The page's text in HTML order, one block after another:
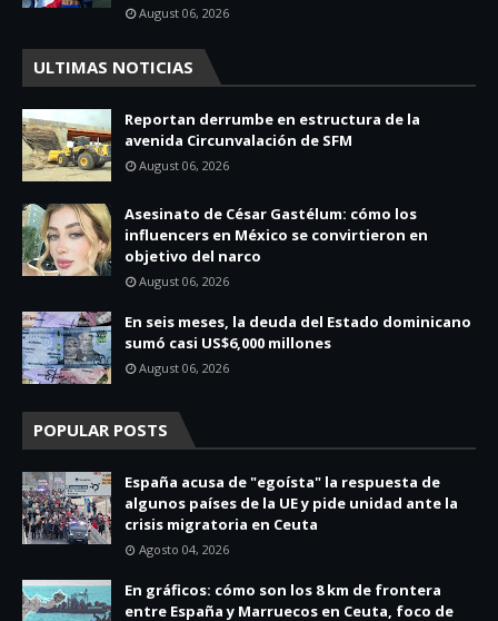
August 06, 2026
ULTIMAS NOTICIAS
Reportan derrumbe en estructura de la
avenida Circunvalación de SFM
August 06, 2026
Asesinato de César Gastélum: cómo los
influencers en México se convirtieron en
objetivo del narco
August 06, 2026
En seis meses, la deuda del Estado dominicano
sumó casi US$6,000 millones
August 06, 2026
POPULAR POSTS
España acusa de "egoísta" la respuesta de
algunos países de la UE y pide unidad ante la
crisis migratoria en Ceuta
Agosto 04, 2026
En gráficos: cómo son los 8 km de frontera
entre España y Marruecos en Ceuta, foco de